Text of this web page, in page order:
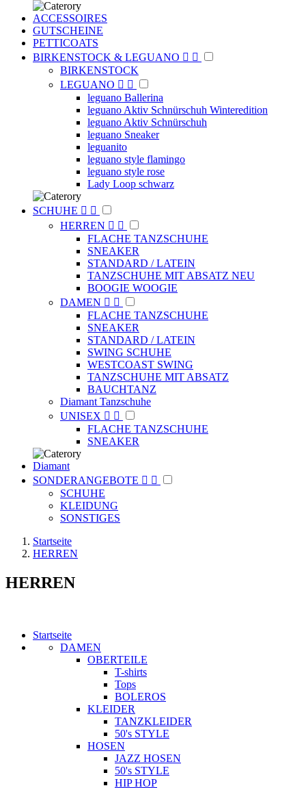
ACCESSOIRES
GUTSCHEINE
PETTICOATS
BIRKENSTOCK & LEGUANO  
BIRKENSTOCK
LEGUANO  
leguano Ballerina
leguano Aktiv Schnürschuh Winteredition
leguano Aktiv Schnürschuh
leguano Sneaker
leguanito
leguano style flamingo
leguano style rose
Lady Loop schwarz
SCHUHE  
HERREN  
FLACHE TANZSCHUHE
SNEAKER
STANDARD / LATEIN
TANZSCHUHE MIT ABSATZ NEU
BOOGIE WOOGIE
DAMEN  
FLACHE TANZSCHUHE
SNEAKER
STANDARD / LATEIN
SWING SCHUHE
WESTCOAST SWING
TANZSCHUHE MIT ABSATZ
BAUCHTANZ
Diamant Tanzschuhe
UNISEX  
FLACHE TANZSCHUHE
SNEAKER
Diamant
SONDERANGEBOTE  
SCHUHE
KLEIDUNG
SONSTIGES
Startseite
HERREN
HERREN
Startseite
DAMEN
OBERTEILE
T-shirts
Tops
BOLEROS
KLEIDER
TANZKLEIDER
50's STYLE
HOSEN
JAZZ HOSEN
50's STYLE
HIP HOP